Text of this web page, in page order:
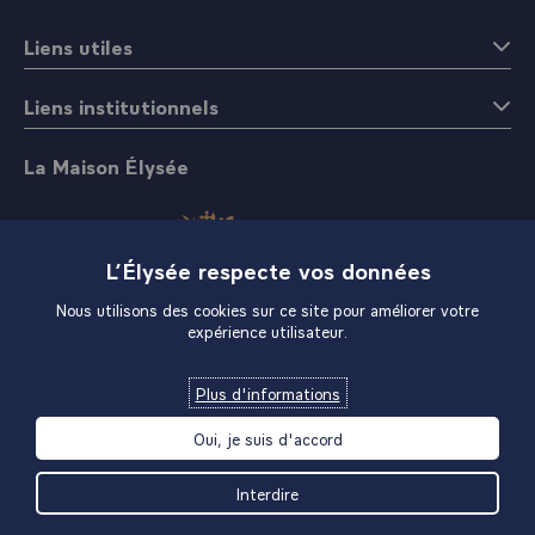
cours de ces trois dernières années, ont été mises en
- Bon, écoutez, la paix. La paix pour vous, la paix pour moi
et travaillons ensemble à l'avenir, c'est ce que vous
faites. Merci.\
Liens utiles
Liens institutionnels
La Maison Élysée
L’Élysée respecte vos données
Nous utilisons des cookies sur ce site pour améliorer votre
expérience utilisateur.
Plus d'informations
Oui, je suis d'accord
Interdire